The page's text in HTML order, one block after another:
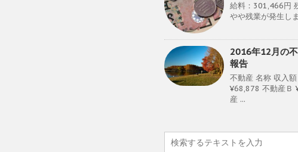
給料：301,466円
やや残業が発生し
2016年12月の
報告
不動産 名称 収入額
¥68,878 不動産Ｂ
産 ...